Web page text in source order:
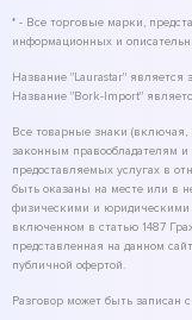
* - Все торговые марки,
информационных и
Название "Laurastar" является
Название "Bork-Import"
Все товарные знаки
законным правообладателям
предоставляемых услугах в
быть оказаны на месте или в
физическими и юридическими
включенном в статью 1487
представленная на данном
публичной офертой.
Разговор может быть